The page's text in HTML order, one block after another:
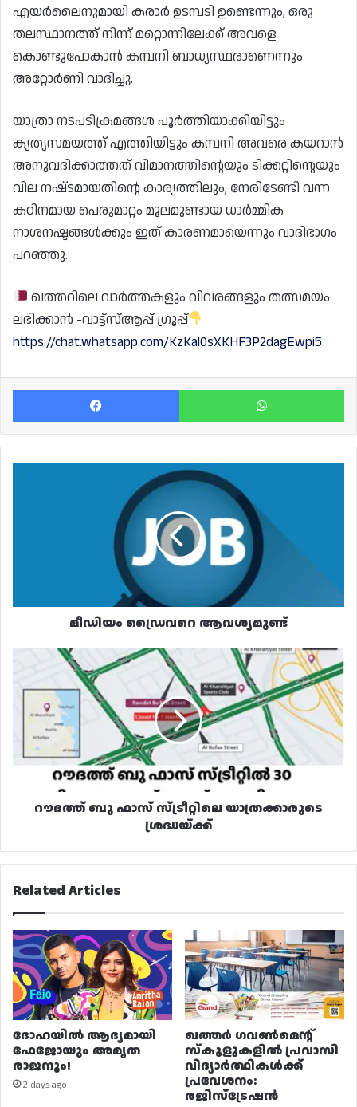
എയർലൈനുമായി കരാർ ഉടമ്പടി ഉണ്ടെന്നും, ഒരു
തലസ്ഥാനത്ത് നിന്ന് മറ്റൊന്നിലേക്ക് അവളെ
കൊണ്ടുപോകാൻ കമ്പനി ബാധ്യസ്ഥരാണെന്നും
അറ്റോർണി വാദിച്ചു.
യാത്രാ നടപടിക്രമങ്ങൾ പൂർത്തിയാക്കിയിട്ടും
കൃത്യസമയത്ത് എത്തിയിട്ടും കമ്പനി അവരെ കയറാൻ
അനുവദിക്കാത്തത് വിമാനത്തിൻ്റെയും ടിക്കറ്റിൻ്റെയും
വില നഷ്‌ടമായതിൻ്റെ കാര്യത്തിലും, നേരിടേണ്ടി വന്ന
കഠിനമായ പെരുമാറ്റം മൂലമുണ്ടായ ധാർമ്മിക
നാശനഷ്ടങ്ങൾക്കും ഇത് കാരണമായെന്നും വാദിഭാഗം
പറഞ്ഞു.
ഖത്തറിലെ വാർത്തകളും വിവരങ്ങളും തത്സമയം
ലഭിക്കാൻ -വാട്ട്സ്ആപ്പ് ഗ്രൂപ്പ്
https://chat.whatsapp.com/KzKal0sXKHF3P2dagEwpi5
Facebook
മീഡിയം ഡ്രൈവറെ ആവശ്യമുണ്ട്
ഫാസ്
സ്ട്രീറ്റിലെ
യാത്രക്കാരുടെ
ശ്രദ്ധയ്ക്ക്
റൗദത്ത് ബു ഫാസ് സ്ട്രീറ്റിലെ യാത്രക്കാരുടെ
ശ്രദ്ധയ്ക്ക്
Related Articles
ദോഹയിൽ ആദ്യമായി
ഫേജോയും അമൃത
രാജനും!
2 days ago
ഖത്തർ ഗവൺമെന്റ്
സ്കൂളുകളിൽ പ്രവാസി
വിദ്യാർത്ഥികൾക്ക്
പ്രവേശനം:
രജിസ്ട്രേഷൻ